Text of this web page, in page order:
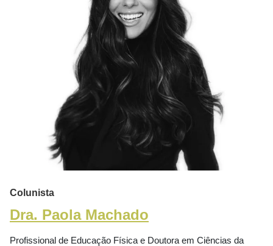
Colunista
Dra. Paola Machado
Profissional de Educação Física e Doutora em Ciências da